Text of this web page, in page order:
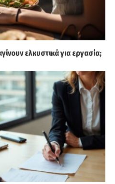
ελκυστικά για εργασία;